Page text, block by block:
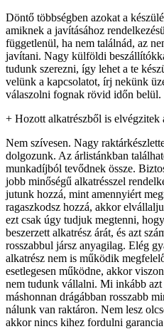
Döntő többségben azokat a
amiknek a javításához
függetlenül, ha nem találnád, az
javítani. Nagy külföldi
tudunk szerezni, így lehet a te
velünk a kapcsolatot, írj nekünk
válaszolni fognak rövid időn belül.
+ Hozott alkatrészből is elvégzitek
Nem szívesen. Nagy
dolgozunk. Az árlistánkban
munkadíjból tevődnek össze.
jobb minőségű alkatrésszel
jutunk hozzá, mint amennyiért
ragaszkodsz hozzá, akkor
ezt csak úgy tudjuk megtenni,
beszerzett alkatrész árát, és azt
rosszabbul jársz anyagilag. Elég
alkatrész nem is működik
esetlegesen működne, akkor
nem tudunk vállalni. Mi inkább
máshonnan drágábban rosszabb
nálunk van raktáron. Nem lesz
akkor nincs kihez fordulni